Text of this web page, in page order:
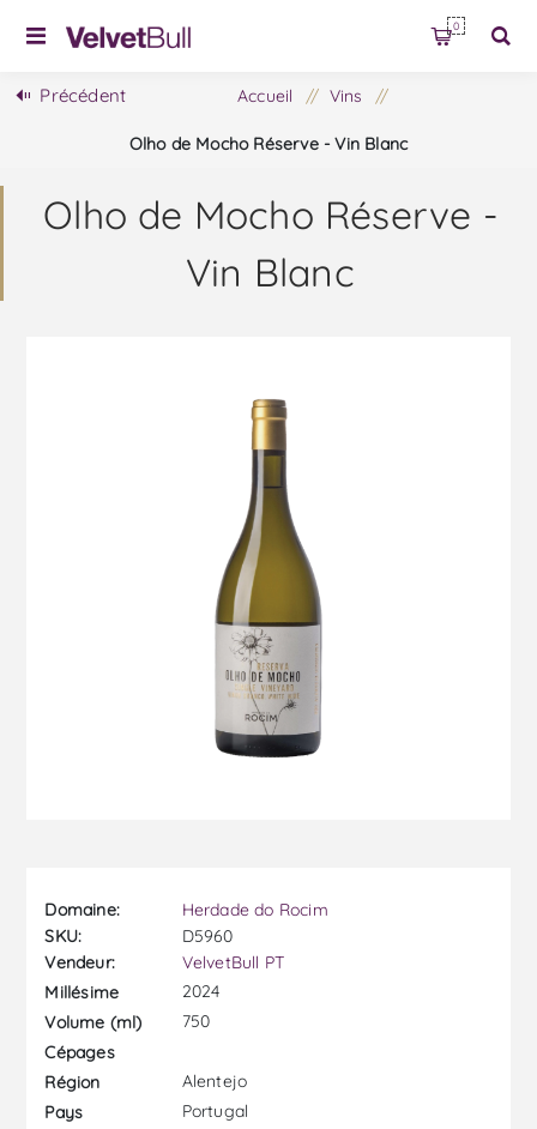
0
Précédent Accueil / Vins /
Olho de Mocho Réserve - Vin Blanc
Olho de Mocho Réserve -
Vin Blanc
Domaine:
Herdade do Rocim
SKU:
D5960
Vendeur:
VelvetBull PT
Millésime
2024
Volume (ml)
750
Cépages
Région
Alentejo
Pays
Portugal